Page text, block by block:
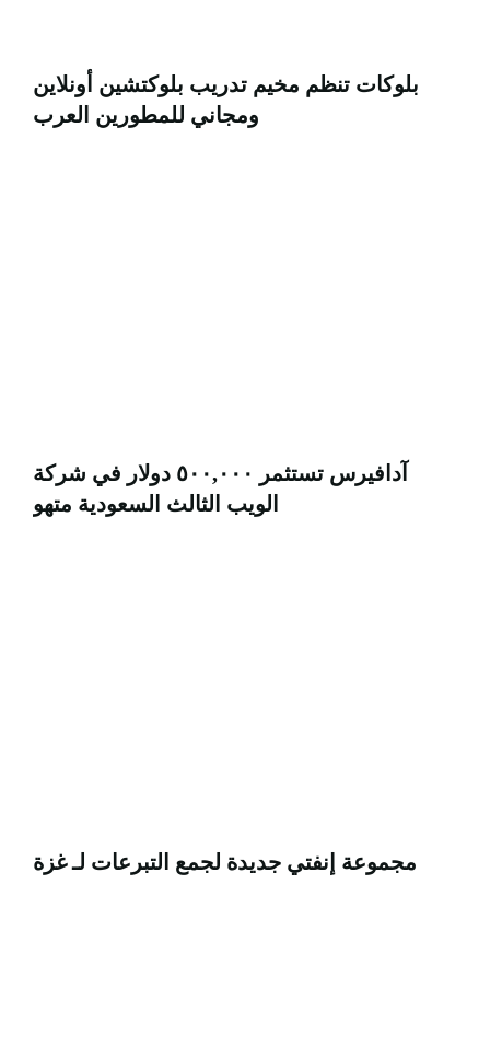
بلوكات تنظم مخيم تدريب بلوكتشين أونلاين
ومجاني للمطورين العرب
آدافيرس تستثمر ٥٠٠,٠٠٠ دولار في شركة
الويب الثالث السعودية متهو
مجموعة إنفتي جديدة لجمع التبرعات لـ غزة